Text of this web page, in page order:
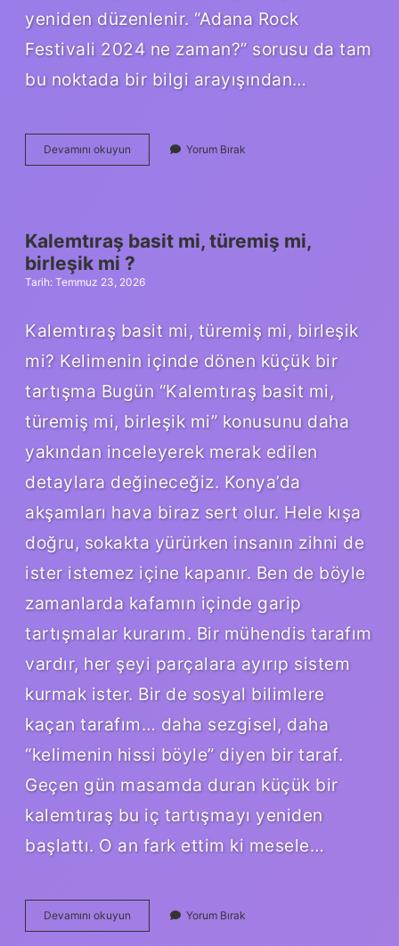
yeniden düzenlenir. “Adana Rock
Festivali 2024 ne zaman?” sorusu da tam
bu noktada bir bilgi arayışından…
Devamını okuyun
Rock
?
Yorum Bırak
Kalemtıraş basit mi, türemiş mi,
birleşik mi ?
Tarih: Temmuz 23, 2026
Kalemtıraş basit mi, türemiş mi, birleşik
mi? Kelimenin içinde dönen küçük bir
tartışma Bugün “Kalemtıraş basit mi,
türemiş mi, birleşik mi” konusunu daha
yakından inceleyerek merak edilen
detaylara değineceğiz. Konya’da
akşamları hava biraz sert olur. Hele kışa
doğru, sokakta yürürken insanın zihni de
ister istemez içine kapanır. Ben de böyle
zamanlarda kafamın içinde garip
tartışmalar kurarım. Bir mühendis tarafım
vardır, her şeyi parçalara ayırıp sistem
kurmak ister. Bir de sosyal bilimlere
kaçan tarafım… daha sezgisel, daha
“kelimenin hissi böyle” diyen bir taraf.
Geçen gün masamda duran küçük bir
kalemtıraş bu iç tartışmayı yeniden
başlattı. O an fark ettim ki mesele…
Devamını okuyun Kalemtıraş
basit
Yorum Bırak